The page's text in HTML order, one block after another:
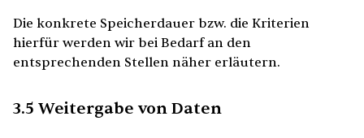
Die konkrete Speicherdauer bzw. die Kriterien
hierfür werden wir bei Bedarf an den
entsprechenden Stellen näher erläutern.
3.5 Weitergabe von Daten